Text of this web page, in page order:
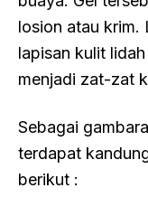
losion atau krim.
lapisan kulit
menjadi zat-zat
Sebagai
terdapat
berikut :